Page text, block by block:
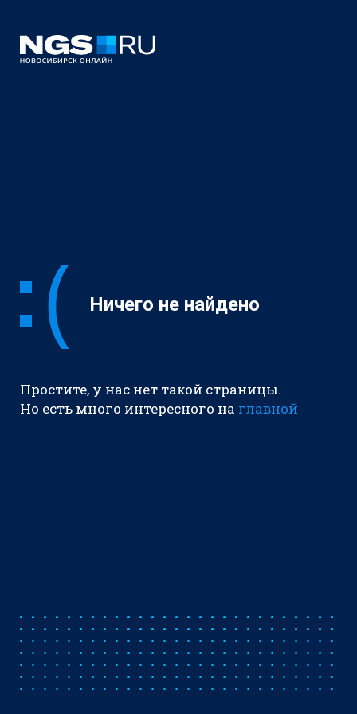
Ничего не найдено
Простите, у нас нет такой страницы.
Но есть много интересного на главной